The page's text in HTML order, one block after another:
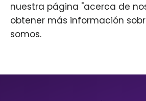
nuestra página "acerca de
obtener más información
somos.